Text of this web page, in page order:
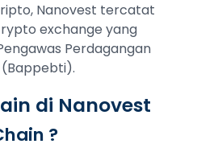
Nanovest tercatat
exchange yang
Perdagangan
di Nanovest
?